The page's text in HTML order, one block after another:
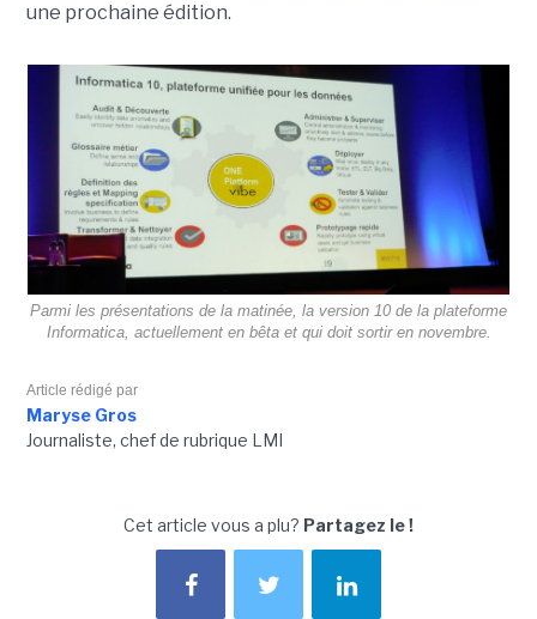
une prochaine édition.
Parmi les présentations de la matinée, la version 10 de la plateforme
Informatica, actuellement en bêta et qui doit sortir en novembre.
Article rédigé par
Maryse Gros
Journaliste, chef de rubrique LMI
Cet article vous a plu? Partagez le !